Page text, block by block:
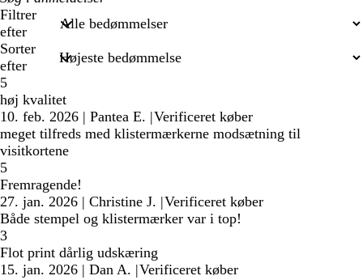
søgetekst
Filtrer
efter
Sorter
efter
5
høj kvalitet
10. feb. 2026 | Pantea E. |Verificeret køber
meget tilfreds med klistermærkerne modsætning til
visitkortene
5
Fremragende!
27. jan. 2026 | Christine J. |Verificeret køber
Både stempel og klistermærker var i top!
3
Flot print dårlig udskæring
15. jan. 2026 | Dan A. |Verificeret køber